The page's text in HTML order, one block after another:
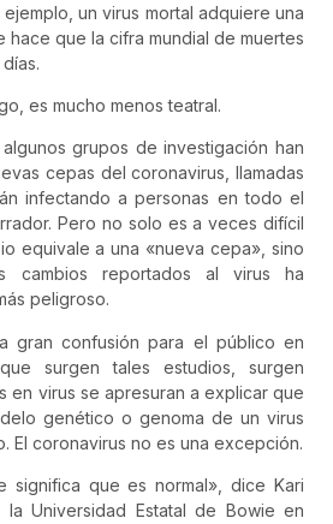
ejemplo, un virus mortal adquiere una
hace que la cifra mundial de muertes
es mucho menos teatral.
grupos de investigación han
cepas del coronavirus, llamadas
infectando a personas en todo el
Pero no solo es a veces difícil
equivale a una «nueva cepa», sino
cambios reportados al virus ha
peligroso.
gran confusión para el público en
surgen tales estudios, surgen
en virus se apresuran a explicar que
genético o genoma de un virus
El coronavirus no es una excepción.
significa que es normal», dice Kari
Universidad Estatal de Bowie en